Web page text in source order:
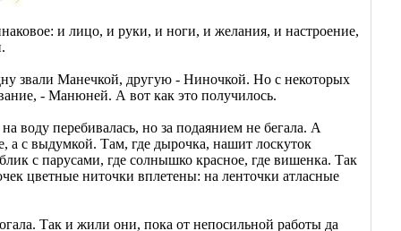
и лицо, и руки, и ноги, и желания, и настроение,
звали Манечкой, другую - Ниночкой. Но с некоторых
- Манюней. А вот как это получилось.
воду перебивалась, но за подаянием не бегала. А
а с выдумкой. Там, где дырочка, нашит лоскуток
с парусами, где солнышко красное, где вишенка. Так
цветные ниточки вплетены: на ленточки атласные
Так и жили они, пока от непосильной работы да